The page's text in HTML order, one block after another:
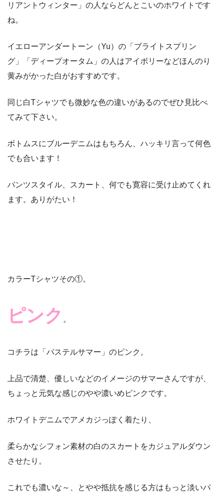
リアントウィンター」の人ならどんとこいのホワイトです
ね。
イエローアンダートーン（Yu）の「ブライトスプリン
グ」「ディープオータム」の人はアイボリーなどほんのり
黄みがかった白がおすすめです。
同じ白Tシャツでも微妙な色の違いがあるのでぜひ見比べ
てみて下さい。
ボトムスにブルーデニムはもちろん、ハッキリ言って何色
でも合います！
パンツスタイル、スカート、何でも寛容に受け止めてくれ
ます。ありがたい！
カラーTシャツその①。
ピンク 。
コチラは「パステルサマー」のピンク。
上品で清楚、優しいなどのイメージのサマーさんですが、
ちょっと元気な感じのやや濃いめピンクです。
ホワイトデニムでアメカジっぽく着たり、
柔らかなシフォン素材の白のスカートをカジュアルダウン
させたり。
これでも濃いな～、とやや抵抗を感じる方はもっと淡いパ